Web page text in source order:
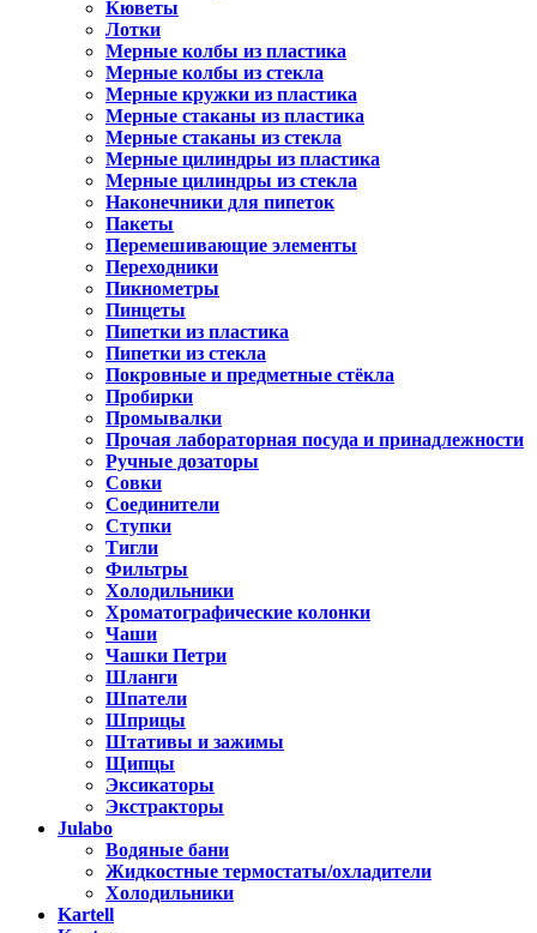
Кюветы
Лотки
Мерные колбы из пластика
Мерные колбы из стекла
Мерные кружки из пластика
Мерные стаканы из пластика
Мерные стаканы из стекла
Мерные цилиндры из пластика
Мерные цилиндры из стекла
Наконечники для пипеток
Пакеты
Перемешивающие элементы
Переходники
Пикнометры
Пинцеты
Пипетки из пластика
Пипетки из стекла
Покровные и предметные стёкла
Пробирки
Промывалки
Прочая лабораторная посуда и принадлежности
Ручные дозаторы
Совки
Соединители
Ступки
Тигли
Фильтры
Холодильники
Хроматографические колонки
Чаши
Чашки Петри
Шланги
Шпатели
Шприцы
Штативы и зажимы
Щипцы
Эксикаторы
Экстракторы
Julabo
Водяные бани
Жидкостные термостаты/охладители
Холодильники
Kartell